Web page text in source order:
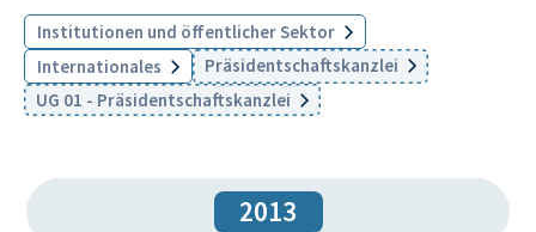
Institutionen und öffentlicher Sektor
Internationales
Präsidentschaftskanzlei
UG 01 - Präsidentschaftskanzlei
2013